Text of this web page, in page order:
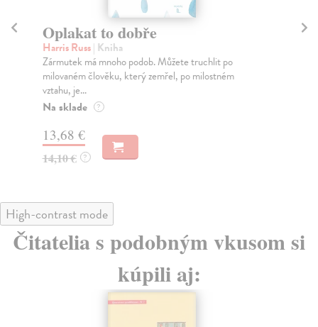
Oplakat to dobře
Harris Russ| Kniha
Zármutek má mnoho podob. Můžete truchlit po
milovaném člověku, který zemřel, po milostném
vztahu, je...
Na sklade ?
13,68 €
14,10 € ?
High-contrast mode
Čitatelia s podobným vkusom si
kúpili aj: